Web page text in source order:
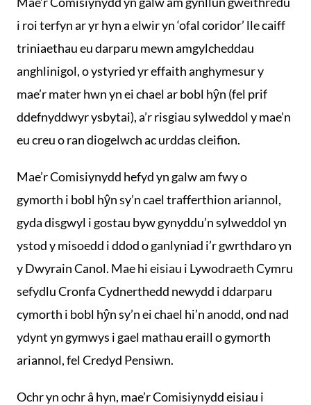
i roi terfyn ar yr hyn a elwir yn ‘ofal coridor’ lle caiff
triniaethau eu darparu mewn amgylcheddau
anghlinigol, o ystyried yr effaith anghymesur y
mae’r mater hwn yn ei chael ar bobl hŷn (fel prif
ddefnyddwyr ysbytai), a’r risgiau sylweddol y mae’n
eu creu o ran diogelwch ac urddas cleifion.
Mae’r Comisiynydd hefyd yn galw am fwy o
gymorth i bobl hŷn sy’n cael trafferthion ariannol,
gyda disgwyl i gostau byw gynyddu’n sylweddol yn
ystod y misoedd i ddod o ganlyniad i’r gwrthdaro yn
y Dwyrain Canol. Mae hi eisiau i Lywodraeth Cymru
sefydlu Cronfa Cydnerthedd newydd i ddarparu
cymorth i bobl hŷn sy’n ei chael hi’n anodd, ond nad
ydynt yn gymwys i gael mathau eraill o gymorth
ariannol, fel Credyd Pensiwn.
Ochr yn ochr â hyn, mae’r Comisiynydd eisiau i